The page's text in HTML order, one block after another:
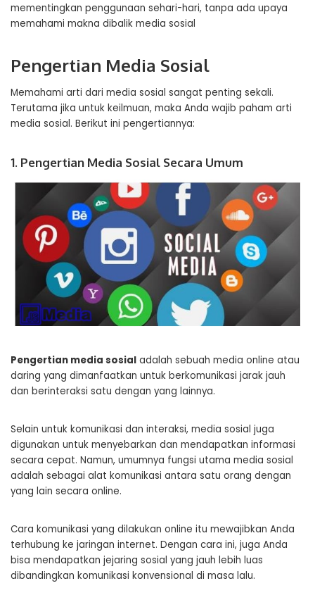
mementingkan penggunaan sehari-hari, tanpa ada upaya
memahami makna dibalik media sosial
Pengertian Media Sosial
Memahami arti dari media sosial sangat penting sekali.
Terutama jika untuk keilmuan, maka Anda wajib paham arti
media sosial. Berikut ini pengertiannya:
1. Pengertian Media Sosial Secara Umum
Pengertian media sosial adalah sebuah media online atau
daring yang dimanfaatkan untuk berkomunikasi jarak jauh
dan berinteraksi satu dengan yang lainnya.
Selain untuk komunikasi dan interaksi, media sosial juga
digunakan untuk menyebarkan dan mendapatkan informasi
secara cepat. Namun, umumnya fungsi utama media sosial
adalah sebagai alat komunikasi antara satu orang dengan
yang lain secara online.
Cara komunikasi yang dilakukan online itu mewajibkan Anda
terhubung ke jaringan internet. Dengan cara ini, juga Anda
bisa mendapatkan jejaring sosial yang jauh lebih luas
dibandingkan komunikasi konvensional di masa lalu.